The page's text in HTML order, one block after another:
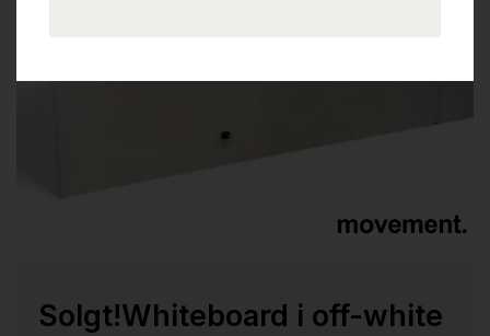
Solgt!Whiteboard i off-white